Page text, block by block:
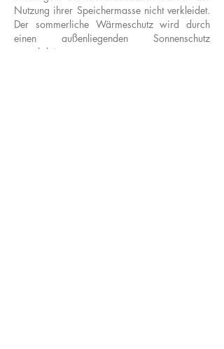
Nutzung ihrer Speichermasse nicht verkleidet.
Der sommerliche Wärmeschutz wird durch
einen außenliegenden Sonnenschutz
gewährleistet.